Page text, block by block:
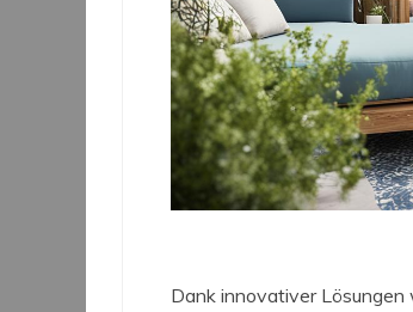
Dank innovativer